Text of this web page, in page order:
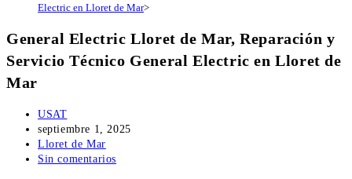
Electric en Lloret de Mar>
General Electric Lloret de Mar, Reparación y
Servicio Técnico General Electric en Lloret de
Mar
Autor
de
la
entrada:
USAT
Publicación
de
la
septiembre 1, 2025
Categoría
de
Lloret de Mar
Comentarios
Sin comentarios